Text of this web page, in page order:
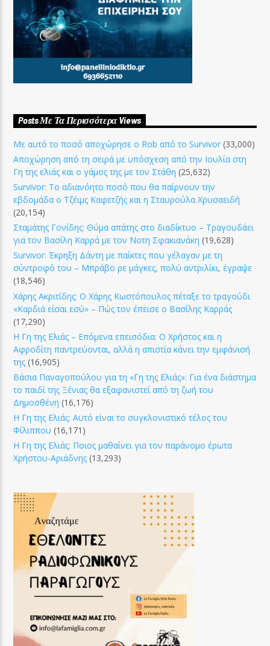
Posts Με Τα Περισσότερα Views
Με αυτό το ποσό αποχώρησε ο Rob από το Survivor (33,000)
Αποχώρηση από τη σειρά με υπόσχεση από την Ιουλία στη
Γη της ελιάς και ο γάμος της με τον Στάθη (25,632)
Survivor: Το αδιανόητο ποσό που θα παίρνουν την
εβδομάδα ο Τζέιμς Καφετζής και η Σταυρούλα Χρυσαειδή
(20,154)
Σταμάτης Γονίδης: Θύμα απάτης στο διαδίκτυο – Τραγουδάει
για τον Βασίλη Καρρά με τον Νοτη Σφακιανάκη (19,628)
Survivor: Έκρηξη Δάντη με παίκτες που γέλαγαν με τη
σύντροφό του – Μπράβο ρε μάγκες, πολύ αντριλίκι, έγραψε
(18,546)
Χάρης Ακριτίδης: Ο Χάρης Κωστόπουλος πέταξε το τραγούδι
«Καρδιά είσαι εσύ» – Πώς τον έπεισε ο Βασίλης Καρράς
(17,290)
Η Γη της Ελιάς – Επόμενα επεισόδια: Ο Χρήστος και η
Αφροδίτη παντρεύονται, αλλά η απιστία κάνει την εμφάνισή
της (16,905)
Βάσια Παναγοπούλου για τη «Γη της Ελιάς»: Για ένα διάστημα
το παιδί της Ξένιας θα εξαφανιστεί από τη ζωή του
Δημοσθένη (16,176)
Η Γη της Ελιάς: Αυτό είναι το συγκλονιστικό τέλος του
Φίλιππου (16,171)
Η Γη της Ελιάς: Ποιος μαθαίνει για τον παράνομο έρωτα
Χρήστου-Αριάδνης (13,293)